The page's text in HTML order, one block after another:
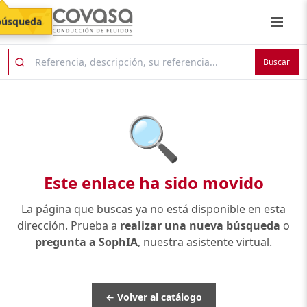
Buscar
🔍
Este enlace ha sido movido
La página que buscas ya no está disponible en esta
dirección. Prueba a realizar una nueva búsqueda o
pregunta a SophIA, nuestra asistente virtual.
← Volver al catálogo